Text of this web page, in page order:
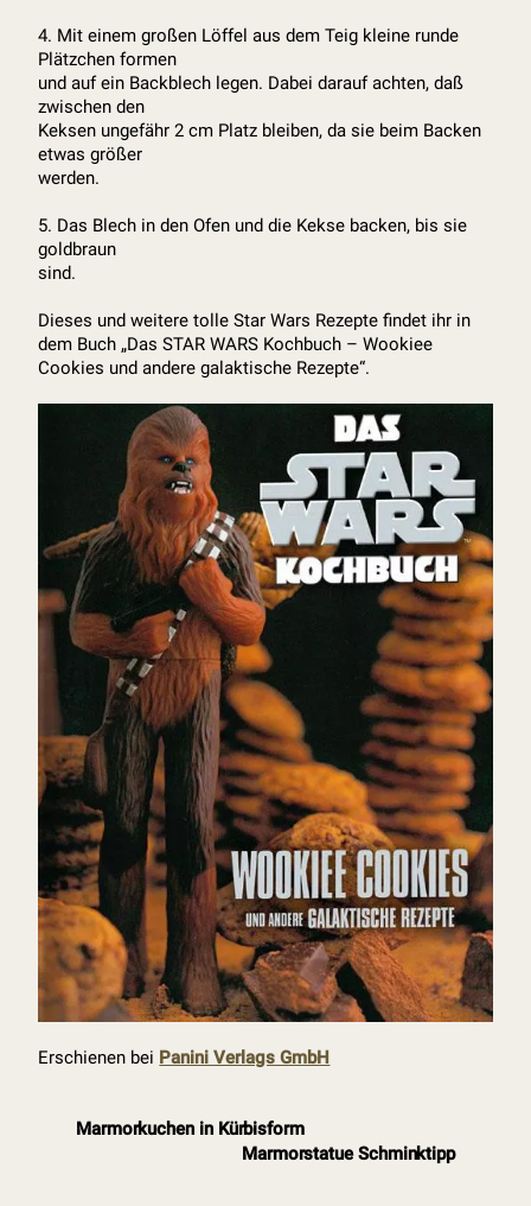
4. Mit einem großen Löffel aus dem Teig kleine runde
Plätzchen formen
und auf ein Backblech legen. Dabei darauf achten, daß
zwischen den
Keksen ungefähr 2 cm Platz bleiben, da sie beim Backen
etwas größer
werden.
5. Das Blech in den Ofen und die Kekse backen, bis sie
goldbraun
sind.
Dieses und weitere tolle Star Wars Rezepte findet ihr in
dem Buch „Das STAR WARS Kochbuch – Wookiee
Cookies und andere galaktische Rezepte“.
Erschienen bei Panini Verlags GmbH
Marmorkuchen in Kürbisform
Marmorstatue Schminktipp